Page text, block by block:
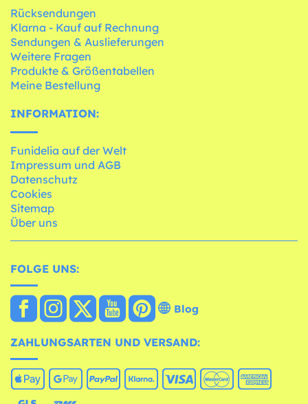
Rücksendungen
Klarna - Kauf auf Rechnung
Sendungen & Auslieferungen
Weitere Fragen
Produkte & Größentabellen
Meine Bestellung
INFORMATION:
Funidelia auf der Welt
Impressum und AGB
Datenschutz
Cookies
Sitemap
Über uns
FOLGE UNS:
Blog
ZAHLUNGSARTEN UND VERSAND: